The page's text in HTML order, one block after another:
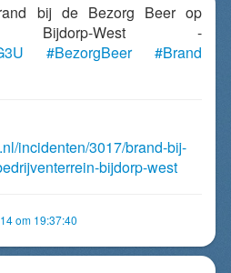
bij de Bezorg Beer op
Bijdorp-West -
#BezorgBeer
#Brand
incidenten/3017/brand-bij-
bijdorp-west
om 19:37:40